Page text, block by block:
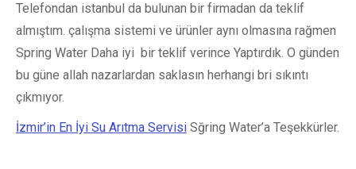
Telefondan istanbul da bulunan bir firmadan da teklif
almıştım. çalışma sistemi ve ürünler aynı olmasına rağmen
Spring Water Daha iyi bir teklif verince Yaptırdık. O günden
bu güne allah nazarlardan saklasın herhangi bri sıkıntı
çıkmıyor.
İzmir’in En İyi Su Arıtma Servisi Sğring Water’a Teşekkürler.